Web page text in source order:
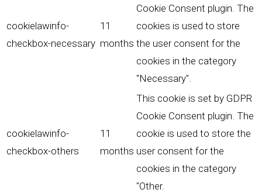
cookielawinfo-
checkbox-necessary
11
months
Cookie Consent plugin. The
cookies is used to store
the user consent for the
cookies in the category
"Necessary".
cookielawinfo-
checkbox-others
11
months
This cookie is set by GDPR
Cookie Consent plugin. The
cookie is used to store the
user consent for the
cookies in the category
"Other.